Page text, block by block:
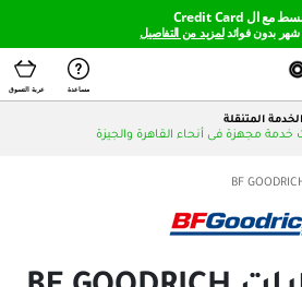
التفاصيل
القاهرة والجيزة